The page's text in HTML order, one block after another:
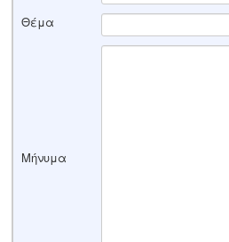
Θέμα
Μήνυμα